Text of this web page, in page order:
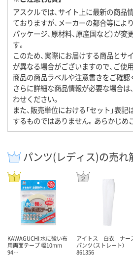
アスクルでは、サイト上に最新の商品
ておりますが、メーカーの都合等により
パッケージ、原材料、原産国など）が
す。
このため、実際にお届けする商品とサ
が異なる場合がございますので、ご使
商品の商品ラベルや注意書きをご確認
さらに詳細な商品情報が必要な場合は
わせください。
また、販売単位における「セット」表
するものではありません。あらかじめ
パンツ(レディス)の売れ
KAWAGUCHI 水に強い布
用両面テープ 幅10mm
94…
アイトス 白衣 ナー
パンツ（ストレート）
861356